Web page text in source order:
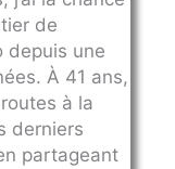
de
depuis une
À 41 ans,
à la
derniers
partageant